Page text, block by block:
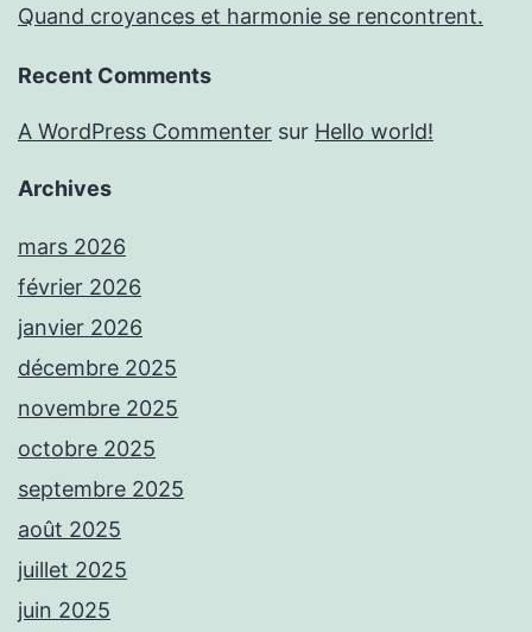
Quand croyances et harmonie se rencontrent.
Recent Comments
A WordPress Commenter sur Hello world!
Archives
mars 2026
février 2026
janvier 2026
décembre 2025
novembre 2025
octobre 2025
septembre 2025
août 2025
juillet 2025
juin 2025